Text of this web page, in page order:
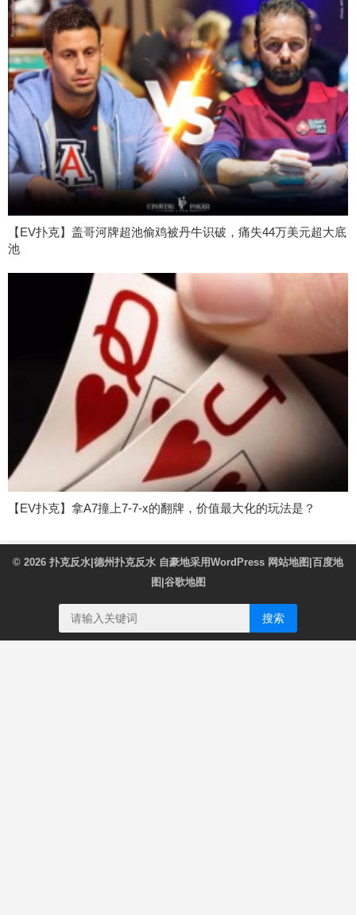
【EV扑克】盖哥河牌超池偷鸡被丹牛识破，痛失44万美元超大底
池
【EV扑克】拿A7撞上7-7-x的翻牌，价值最大化的玩法是？
© 2026 扑克反水|德州扑克反水 自豪地采用WordPress 网站地图 百度地
图 谷歌地图
搜索